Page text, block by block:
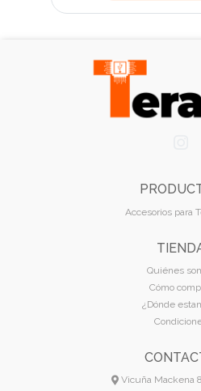
Accesorios para
Quiénes
Cómo
¿Dónde
Vicuña Mackena